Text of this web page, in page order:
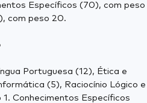
Específicos (70), com peso
com peso 20.
Portuguesa (12), Ética e
(5), Raciocínio Lógico e
Conhecimentos Específicos